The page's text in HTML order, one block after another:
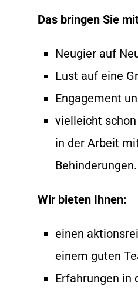
Das bringen Sie
Neugier auf
Lust auf eine
Engagement
vielleicht
in der Arbeit
Behinderungen.
Wir bieten Ihnen:
einen
einem guten
Erfahrungen in